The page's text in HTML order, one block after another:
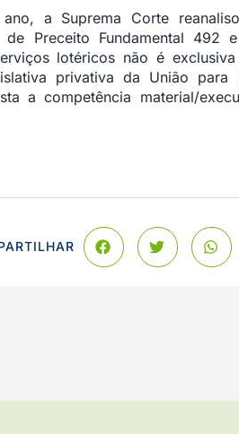
ano, a Suprema Corte
de Preceito Fundamental
lotéricos não é
privativa da União
a competência material/